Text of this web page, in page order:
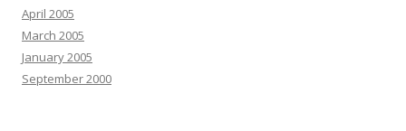
April 2005
March 2005
January 2005
September 2000